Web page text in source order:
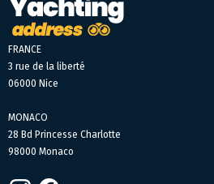
FRANCE
3 rue de la liberté
06000 Nice
MONACO
28 Bd Princesse Charlotte
98000 Monaco